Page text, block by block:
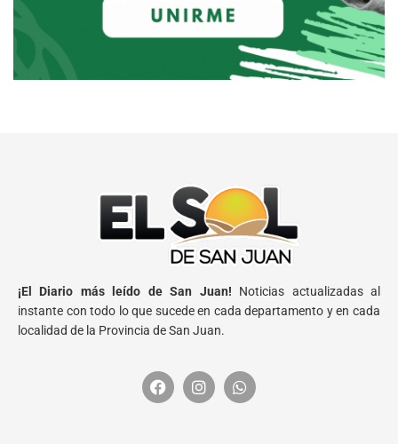
¡El Diario más leído de San Juan! Noticias actualizadas al
instante con todo lo que sucede en cada departamento y en cada
localidad de la Provincia de San Juan.